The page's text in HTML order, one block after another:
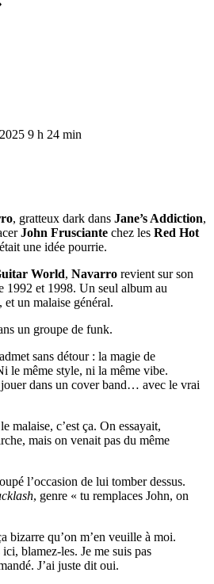
9 h 24 min
, gratteux dark dans Jane’s Addiction,
John Frusciante chez les Red Hot
une idée pourrie.
World, Navarro revient sur son
1992 et 1998. Un seul album au
, et un malaise général.
un groupe de funk.
sans détour : la magie de
le même style, ni la même vibe.
dans un cover band… avec le vrai
malaise, c’est ça. On essayait,
mais on venait pas du même
l’occasion de lui tomber dessus.
, genre « tu remplaces John, on
bizarre qu’on m’en veuille à moi.
blamez-les. Je me suis pas
J’ai juste dit oui.